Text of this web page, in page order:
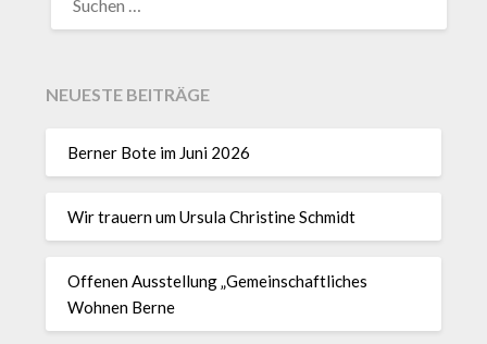
NEUESTE BEITRÄGE
Berner Bote im Juni 2026
Wir trauern um Ursula Christine Schmidt
Offenen Ausstellung „Gemeinschaftliches
Wohnen Berne